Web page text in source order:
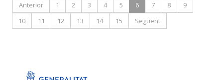
Anterior 1 2 3 4 5 6 7 8
9
10
11 12 13 14 15 Següent